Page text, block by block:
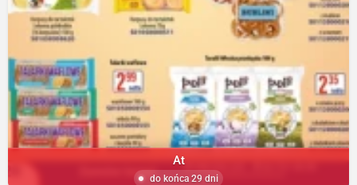
At
do końca 29 dni